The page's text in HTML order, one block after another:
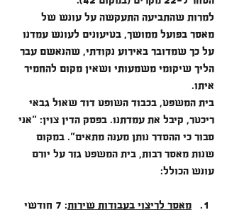
למרות שהתביעה התעקשה על עונש של
מאסר בפועל ממושך, בטיעונים לעונש עמדנו
על כך שמדובר באירוע נקודתי, שהנאשם עבר
הליך שיקומי משמעותי ושאין מקום להחמיר
איתו.
בית המשפט, בכבוד השופט דוד שאול גבאי
ריכטר, קיבל את עמדתנו. בפסק הדין צוין: "אני
סבור כי ההסדר נותן מענה מתאים". במקום
שנות מאסר רבות, בית המשפט גזר על יורם
עונש הכולל:
מאסר לריצוי בעבודות שירות:
7 חודשי